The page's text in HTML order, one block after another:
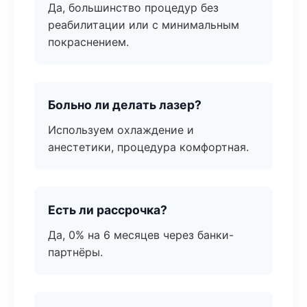
Да, большинство процедур без
реабилитации или с минимальным
покраснением.
Больно ли делать лазер?
Используем охлаждение и
анестетики, процедура комфортная.
Есть ли рассрочка?
Да, 0% на 6 месяцев через банки-
партнёры.